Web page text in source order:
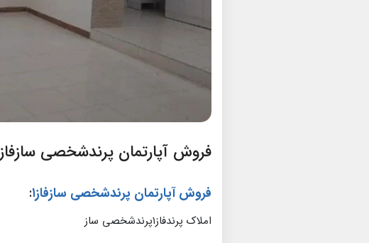
فروش آپارتمان پرندشخصی سازفاز۱
فروش آپارتمان پرندشخصی سازفاز۱ :
املاک پرندفاز۱پرندشخصی ساز